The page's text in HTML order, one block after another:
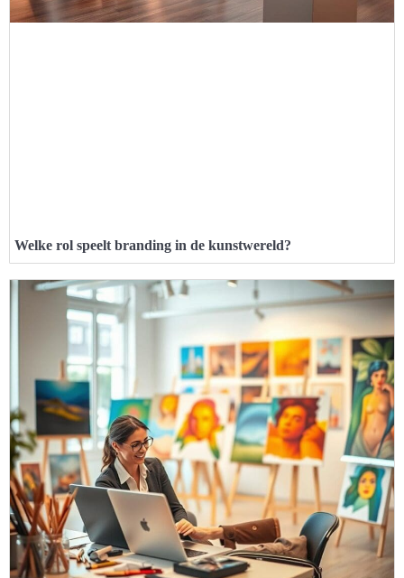
Welke rol speelt branding in de kunstwereld?